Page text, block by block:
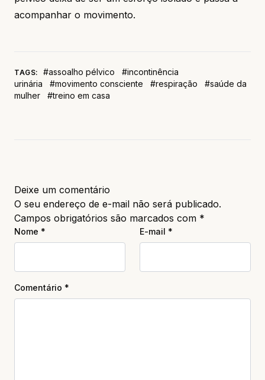
acompanhar o movimento.
TAGS: #assoalho pélvico
#incontinência
urinária
#movimento consciente #respiração
#saúde da
mulher
#treino em casa
Deixe um comentário
O seu endereço de e-mail não será publicado.
Campos obrigatórios são marcados com *
Nome * E-mail *
Comentário *